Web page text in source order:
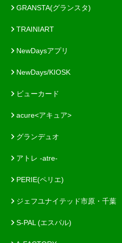
GRANSTA(グランスタ)
TRAINIART
NewDaysアプリ
NewDays/KIOSK
ビューカード
acure<アキュア>
グランデュオ
アトレ -atre-
PERIE(ペリエ)
ジェフユナイテッド市原・千葉
S-PAL (エスパル)